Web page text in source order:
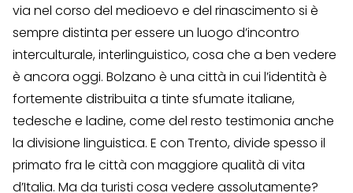
via nel corso del medioevo e del rinascimento si è
sempre distinta per essere un luogo d’incontro
interculturale, interlinguistico, cosa che a ben vedere
è ancora oggi. Bolzano è una città in cui l’identità è
fortemente distribuita a tinte sfumate italiane,
tedesche e ladine, come del resto testimonia anche
la divisione linguistica. E con Trento, divide spesso il
primato fra le città con maggiore qualità di vita
d’Italia. Ma da turisti cosa vedere assolutamente?